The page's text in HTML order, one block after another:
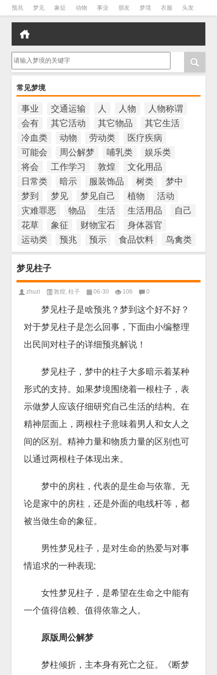
预兆 梦见 象征 动物 事业 朋友 梦境 衣服 头发
孕妇 孩子 吵架 房子
常见梦境
事业 交通运输 人 人物
人物称谓
会有
其它活动 其它物品
其它生活
冷血类
动物 劳动类
医疗疾病
可能会
周公解梦 哺乳类
娱乐类
将会
工作学习 敦煌
文化用品
日常类
暗示 服装饰品 树类
梦中
梦到
梦见 梦见自己 植物
活动
灾难罪恶
物品 生活 生活用品
自己
花草
象征 财物宝石
身体器官
运动类
预兆 预示 食品饮料 鸟禽类
梦见柱子
zhuzi 敦煌, 柱子 06-30 106 0
梦见柱子是啥预兆？梦到这个好不好？
对于梦见柱子是怎么回事，下面由小编整理
出民间对柱子的详细预兆解说！
梦见柱子，梦中的柱子大多暗示着某种
形式的支持。如果梦境围绕着一根柱子，表
示做梦人应该仔细研究自己生活的结构。在
精神层面上，两根柱子意味着男人和女人之
间的区别。精神力量和物质力量的区别也可
以通过两根柱子体现出来。
梦中的房柱，代表的是生命与依靠。无
论是家中的房柱，还是外面的电线杆等，都
被当做生命的象征。
男性梦见柱子，是对生命的热爱与对事
情追求的一种表现;
女性梦见柱子，是希望在生命之中能有
一个值得信赖、值得依靠之人。
原版周公解梦
梦柱倾折，主本身有死亡之征。《断梦